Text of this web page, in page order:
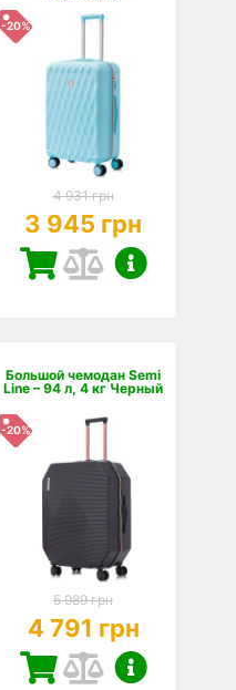
-20%
4 931 грн
3 945 грн
Большой чемодан Semi
Line – 94 л, 4 кг Черный
-20%
5 989 грн
4 791 грн